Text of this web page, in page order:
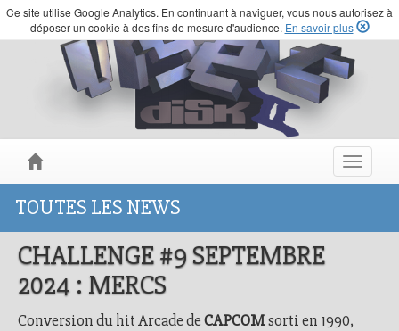
Ce site utilise Google Analytics. En continuant à naviguer, vous nous autorisez à
déposer un cookie à des fins de mesure d'audience. En savoir plus
Toggle
TOUTES LES NEWS
CHALLENGE #9 SEPTEMBRE
2024 : MERCS
Conversion du hit Arcade deCAPCOMsorti en 1990,